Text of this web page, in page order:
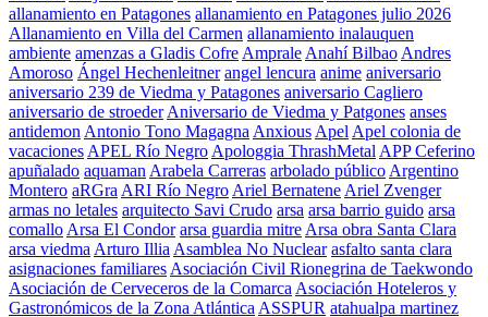
allanamiento en Patagones allanamiento en Patagones julio 2026
Allanamiento en Villa del Carmen allanamiento inalauquen
ambiente amenzas a Gladis CofreAmpraleAnahí BilbaoAndres
Amoroso Ángel Hechenleitner angel lencura anime aniversario
aniversario 239 de Viedma y Patagones aniversario Cagliero
aniversario de stroederAniversario de Viedma y Patgones anses
antidemonAntonio Tono MagagnaAnxiousApelApel colonia de
vacacionesAPEL Río NegroApologgia ThrashMetalAPP Ceferino
apuñalado aquamanArabela Carreras arbolado públicoArgentino
Montero aRGraARI Río NegroAriel BernateneAriel Zvenger
armas no letales arquitecto Savi Crudo arsa arsa barrio guido arsa
comalloArsa El Condor arsa guardia mitreArsa obra Santa Clara
arsa viedmaArturo IlliaAsamblea No Nuclear asfalto santa clara
asignaciones familiaresAsociación Civil Rionegrina de Taekwondo
Asociación de Cerveceros de la ComarcaAsociación Hoteleros y
Gastronómicos de la Zona AtlánticaASSPUR atahualpa martinez